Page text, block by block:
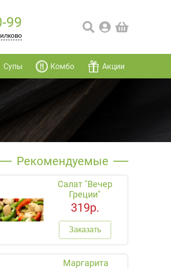
99
Супы Комбо Акции
Рекомендуемые
Салат "Вечер
Греции"
319р.
Заказать
Маргарита